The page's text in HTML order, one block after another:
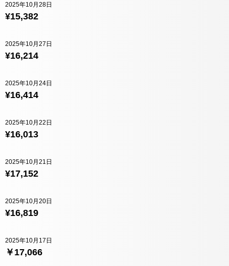
¥15,382
2025年10月28日
¥16,214
2025年10月27日
¥16,414
2025年10月24日
¥16,013
2025年10月22日
¥17,152
2025年10月21日
¥16,819
2025年10月20日
￥17,066
2025年10月17日